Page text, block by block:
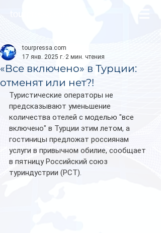
«Все включено» в Турции:
отменят или нет?!
tourpressa.com
17 янв. 2025 г. 2 мин. чтения
Туристические операторы не
предсказывают уменьшение
количества отелей с моделью "все
включено" в Турции этим летом, а
гостиницы предложат россиянам
услуги в привычном обилие, сообщает
в пятницу Российский союз
туриндустрии (РСТ).